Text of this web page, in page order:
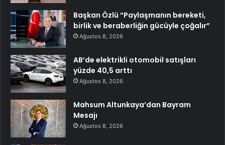
Başkan Özlü “Paylaşmanın bereketi,
birlik ve beraberliğin gücüyle çoğalır”
Ağustos 8, 2026
AB’de elektrikli otomobil satışları
yüzde 40,5 arttı
Ağustos 8, 2026
Mahsum Altunkaya’dan Bayram
Mesajı
Ağustos 8, 2026